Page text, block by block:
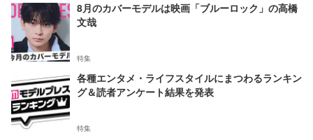
8月のカバーモデルは映画「ブルーロック」の高橋
文哉
特集
各種エンタメ・ライフスタイルにまつわるランキン
グ＆読者アンケート結果を発表
特集